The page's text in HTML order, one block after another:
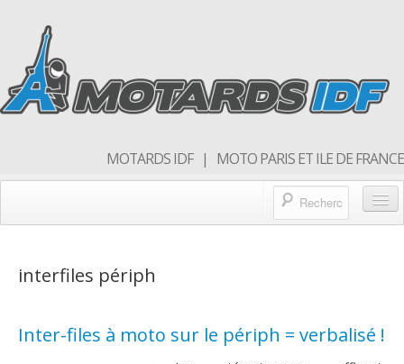
MOTARDS IDF | MOTO PARIS ET ILE DE FRANCE
Forum
interfiles périph
Inter-files à moto sur le périph = verbalisé !